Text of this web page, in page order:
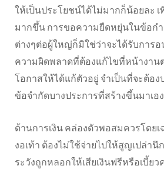
ให้เป็นประโยชน์ได้ไม่มากก็น้อยละ
มากขึ้น การขอความยืดหยุ่นในข้อก
ต่างๆต่อผู้ใหญ่ก็มิใช่ว่าจะได้รับการอ
ความผิดพลาดที่ต้องแก้ไขที่หน้างาน
โอกาสให้ได้แก้ตัวอยู่ จำเป็นที่จะต้อ
ข้อจำกัดบางประการที่สร้างขึ้นมาเอ
ด้านการเงิน คล่องตัวพอสมควรโดย
งอเท้า ต้องไม่ใช้จ่ายไปให้สูญเปล่า
ระวังถูกหลอกให้เสียเงินฟรีหรือเบี้ย